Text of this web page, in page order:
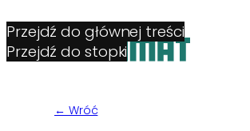
Przejdź do głównej treści
Przejdź do stopki
← Wróć